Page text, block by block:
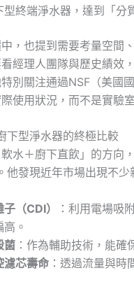
型終端淨水器，達到「
，也提到需要考量空間
經理人團隊與歷史績效
特別關注通過NSF（美
使用狀況，而不是實驗
下型淨水器的終極比較
水＋廚下直飲」的方向
他發現近年市場出現不少
（CDI）
：利用電場吸
。
菌 ：作為輔助技術，能確
濾芯壽命 ：透過流量與